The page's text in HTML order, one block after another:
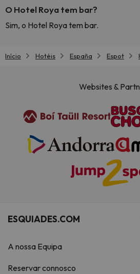
O Hotel Roya tem bar?
Sim, o Hotel Roya tem bar.
Início Hotéis España Espot
Websites &
ESQUIADES.COM
A nossa Equipa
Reservar connosco